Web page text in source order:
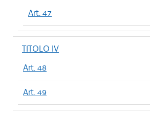
Art. 47
TITOLO IV
Art. 48
Art. 49